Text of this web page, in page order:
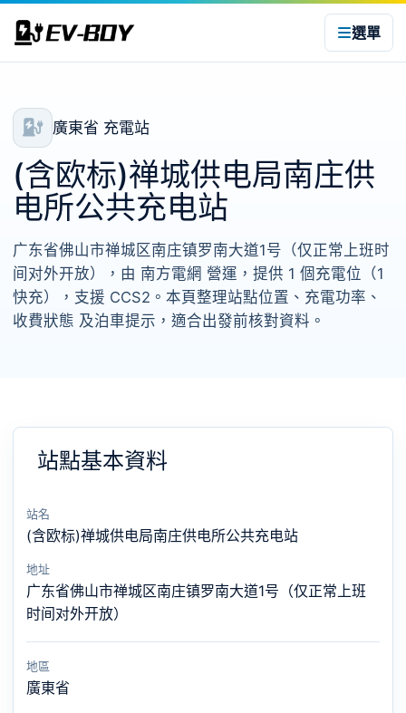
選單
廣東省 充電站
(含欧标)禅城供电局南庄供
电所公共充电站
广东省佛山市禅城区南庄镇罗南大道1号（仅正常上班时
间对外开放），由 南方電網 營運，提供 1 個充電位（1
快充），支援 CCS2。本頁整理站點位置、充電功率、
收費狀態 及泊車提示，適合出發前核對資料。
站點基本資料
站名
(含欧标)禅城供电局南庄供电所公共充电站
地址
广东省佛山市禅城区南庄镇罗南大道1号（仅正常上班
时间对外开放）
地區
廣東省